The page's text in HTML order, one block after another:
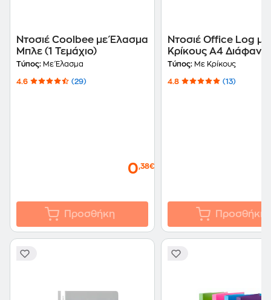
Ντοσιέ Coolbee με Έλασμα
Μπλε (1 Τεμάχιο)
Τύπος: Με Έλασμα
4.6 (29)
0,38€
Προσθήκη
Ντοσιέ Office Log με
Κρίκους Α4 Διάφανο
Τύπος: Με Κρίκους
4.8 (13)
Προσθήκη